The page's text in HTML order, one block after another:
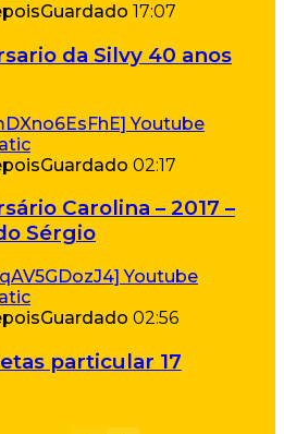
Guardado 17:07
da Silvy 40 anos
Guardado 02:17
Carolina – 2017 –
Sérgio
Guardado 02:56
particular 17